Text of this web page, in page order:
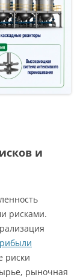
и
рисками.
риски
рыночная